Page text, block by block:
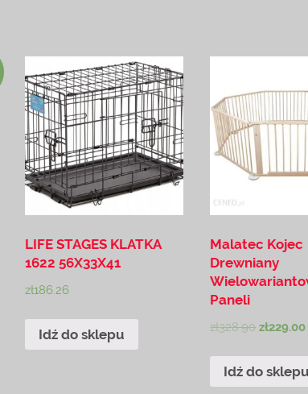
LIFE STAGES KLATKA
1622 56X33X41
zł186.26
Idź do sklepu
Malatec Kojec
Drewniany
Paneli
zł328.90 zł229.00
Idź do sklepu